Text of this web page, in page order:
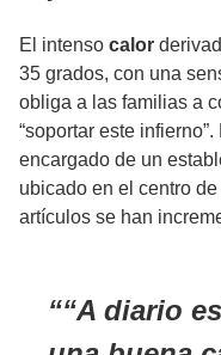
El intenso calor
35 grados, con una
obliga a las familias a
“soportar este
encargado de un
ubicado en el centro
artículos se han
“A diario